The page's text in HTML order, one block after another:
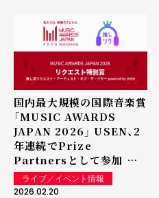
powered by USEN」を
実施～最新のアーティスト
ランキング1-100位
（2026年3月4日現在）を
公開!
国内最大規模の国際音楽賞
「MUSIC AWARDS
JAPAN 2026」 USEN、2
年連続でPrize
Partnersとして参加 リ
クエスト特別賞「推し活リ
クエスト・アーティスト・
ライブ／イベント情報
2026.02.20